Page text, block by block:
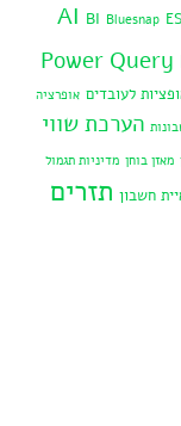
AI BI Bluesnap
Power Query
לעובדים אופרציה
הערכת שווי
מאזן בוחן מדיניות תגמול
חשבון תזרים